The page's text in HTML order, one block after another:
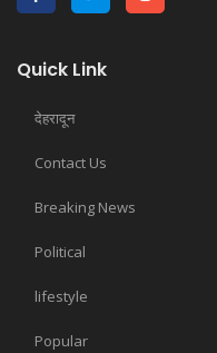
Quick Link
देहरादून
Contact Us
Breaking News
Political
lifestyle
Popular